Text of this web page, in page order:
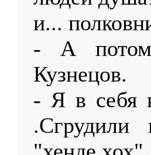
и...
- А
Кузнецов.
- Я в себя